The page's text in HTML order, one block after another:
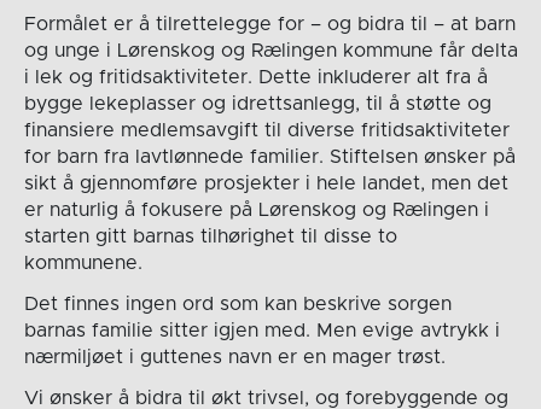
Formålet er å tilrettelegge for – og bidra til – at barn
og unge i Lørenskog og Rælingen kommune får delta
i lek og fritidsaktiviteter. Dette inkluderer alt fra å
bygge lekeplasser og idrettsanlegg, til å støtte og
finansiere medlemsavgift til diverse fritidsaktiviteter
for barn fra lavtlønnede familier. Stiftelsen ønsker på
sikt å gjennomføre prosjekter i hele landet, men det
er naturlig å fokusere på Lørenskog og Rælingen i
starten gitt barnas tilhørighet til disse to
kommunene.
Det finnes ingen ord som kan beskrive sorgen
barnas familie sitter igjen med. Men evige avtrykk i
nærmiljøet i guttenes navn er en mager trøst.
Vi ønsker å bidra til økt trivsel, og forebyggende og